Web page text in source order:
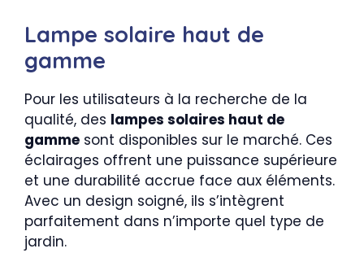
Lampe solaire haut de
gamme
Pour les utilisateurs à la recherche de la
qualité, des lampes solaires haut de
gamme sont disponibles sur le marché. Ces
éclairages offrent une puissance supérieure
et une durabilité accrue face aux éléments.
Avec un design soigné, ils s’intègrent
parfaitement dans n’importe quel type de
jardin.